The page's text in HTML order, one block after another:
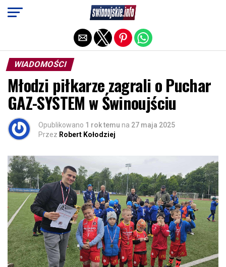
WIADOMOŚCI
Młodzi piłkarze zagrali o Puchar
GAZ-SYSTEM w Świnoujściu
Opublikowano 1 rok temu na 27 maja 2025
Przez Robert Kołodziej
Exit mobile version